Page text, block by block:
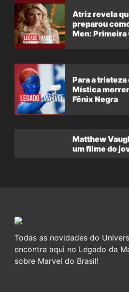
Atriz revela
preparou
Men: Primeira
Para a
Mística
Fênix Negra
Matthew
um filme do
Todas as novidades do
encontra aqui no Legado da
sobre Marvel do Brasil!